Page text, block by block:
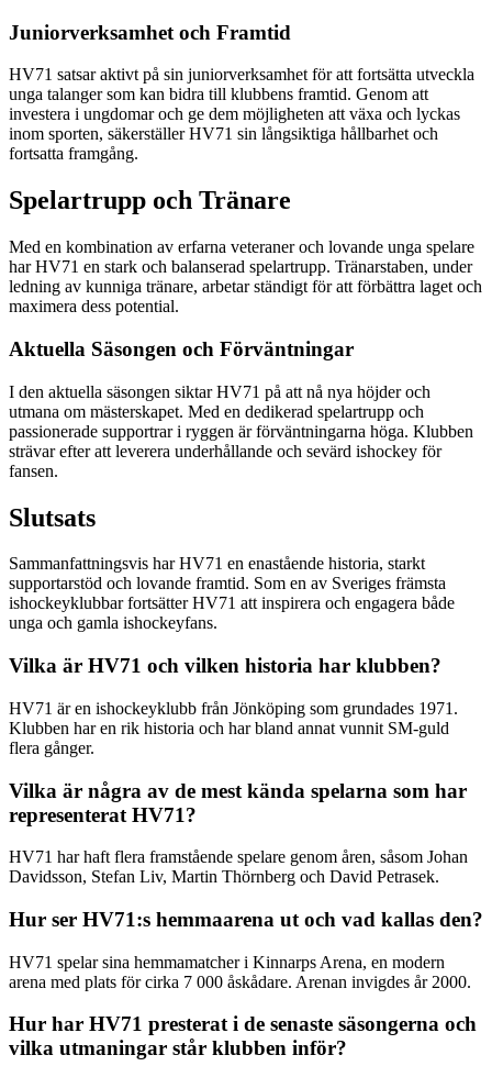
Juniorverksamhet och Framtid
HV71 satsar aktivt på sin juniorverksamhet för att fortsätta utveckla
unga talanger som kan bidra till klubbens framtid. Genom att
investera i ungdomar och ge dem möjligheten att växa och lyckas
inom sporten, säkerställer HV71 sin långsiktiga hållbarhet och
fortsatta framgång.
Spelartrupp och Tränare
Med en kombination av erfarna veteraner och lovande unga spelare
har HV71 en stark och balanserad spelartrupp. Tränarstaben, under
ledning av kunniga tränare, arbetar ständigt för att förbättra laget och
maximera dess potential.
Aktuella Säsongen och Förväntningar
I den aktuella säsongen siktar HV71 på att nå nya höjder och
utmana om mästerskapet. Med en dedikerad spelartrupp och
passionerade supportrar i ryggen är förväntningarna höga. Klubben
strävar efter att leverera underhållande och sevärd ishockey för
fansen.
Slutsats
Sammanfattningsvis har HV71 en enastående historia, starkt
supportarstöd och lovande framtid. Som en av Sveriges främsta
ishockeyklubbar fortsätter HV71 att inspirera och engagera både
unga och gamla ishockeyfans.
Vilka är HV71 och vilken historia har klubben?
HV71 är en ishockeyklubb från Jönköping som grundades 1971.
Klubben har en rik historia och har bland annat vunnit SM-guld
flera gånger.
Vilka är några av de mest kända spelarna som har
representerat HV71?
HV71 har haft flera framstående spelare genom åren, såsom Johan
Davidsson, Stefan Liv, Martin Thörnberg och David Petrasek.
Hur ser HV71:s hemmaarena ut och vad kallas den?
HV71 spelar sina hemmamatcher i Kinnarps Arena, en modern
arena med plats för cirka 7 000 åskådare. Arenan invigdes år 2000.
Hur har HV71 presterat i de senaste säsongerna och
vilka utmaningar står klubben inför?